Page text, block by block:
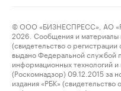
© ООО «БИЗНЕСПРЕСС», АО
2026. Сообщения и материалы
(свидетельство о
выдано Федеральной службой
информационных технологий
(Роскомнадзор) 09.12.2015
издания «РБК»